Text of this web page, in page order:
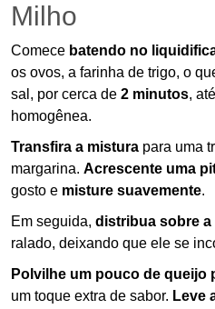
Milho
Comece batendo no
os ovos, a farinha de trigo, o
sal, por cerca de 2 minutos,
homogênea.
Transfira a mistura para uma
margarina. Acrescente uma
gosto e misture suavemente.
Em seguida, distribua sobre a
ralado, deixando que ele se
Polvilhe um pouco de queijo
um toque extra de sabor. Leve